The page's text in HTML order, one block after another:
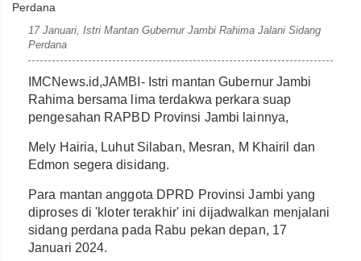
17 Januari, Istri Mantan Gubernur Jambi Rahima Jalani Sidang
Perdana
IMCNews.id,JAMBI- Istri mantan Gubernur Jambi
Rahima bersama lima terdakwa perkara suap
pengesahan RAPBD Provinsi Jambi lainnya,
Mely Hairia, Luhut Silaban, Mesran, M Khairil dan
Edmon segera disidang.
Para mantan anggota DPRD Provinsi Jambi yang
diproses di 'kloter terakhir' ini dijadwalkan menjalani
sidang perdana pada Rabu pekan depan, 17
Januari 2024.